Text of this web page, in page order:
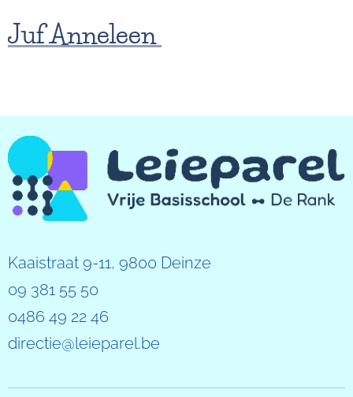
Juf Anneleen
Kaaistraat 9-11, 9800 Deinze
09 381 55 50
0486 49 22 46
directie@leieparel.be